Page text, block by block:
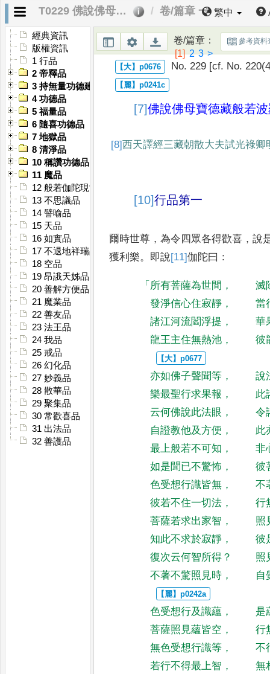
T0229 佛說佛母寶德藏般若波羅蜜經 卷/篇章 一 繁中
經典資訊
版權資訊
1 行品
2 帝釋品
3 持無量功德建塔品
4 功德品
5 福量品
6 隨喜功德品
7 地獄品
8 清淨品
10 稱讚功德品
11 魔品
12 般若伽陀現世品
13 不思議品
14 譬喻品
15 天品
16 如實品
17 不退地祥瑞品
18 空品
19 昂誐天姊品
20 善解方便品
21 魔業品
22 善友品
23 法王品
24 我品
25 戒品
26 幻化品
27 妙義品
28 散華品
29 聚集品
30 常歡喜品
31 出法品
32 善護品
卷/篇章：
[1] 2 3 >
參考資料
No. 229 [cf. No.
[7]佛說佛母寶德藏般若
[8] 西天譯經三藏朝散大夫試光祿卿
[10]行品第一
爾時世尊 ，為令四眾各得歡喜 ，說
獲利樂。 即說[11]伽陀曰 ：
「 所有菩薩為世間 ，
滅
發淨信心住寂靜 ，
當
諸江河流閻浮提 ，
華
龍王主住無熱池 ， 彼
亦如佛子聲聞等 ，
說
樂最聖行求果報 ，
此
云何佛說此法眼 ，
令
自證教他及方便 ，
此
最上般若不可知 ，
非
如是聞已不驚怖 ，
彼
色受想行識皆無 ，
不
彼若不住一切法 ，
行
菩薩若求出家智 ，
照
知此不求於寂靜 ，
彼
復次云何智所得 ？
照
不著不驚照見時 ， 自
色受想行及識蘊 ，
是
菩薩照見蘊皆空 ，
行
無色受想行識等 ，
不
若行不得最上智 ，
無